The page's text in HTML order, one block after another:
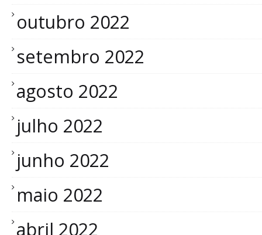
outubro 2022
setembro 2022
agosto 2022
julho 2022
junho 2022
maio 2022
abril 2022